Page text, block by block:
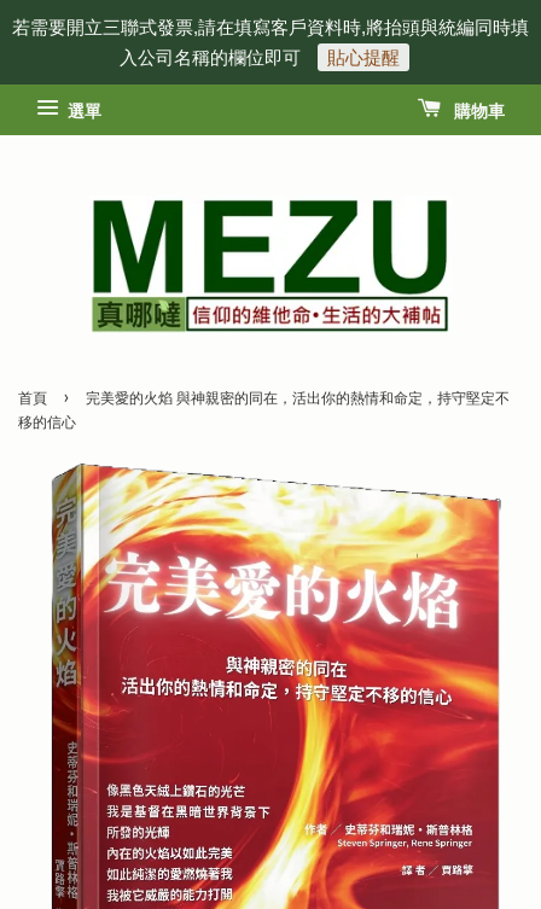
若需要開立三聯式發票,請在填寫客戶資料時,將抬頭與統編同時填
入公司名稱的欄位即可
貼心提醒
選單 購物車
首頁 ›
完美愛的火焰 與神親密的同在，活出你的熱情和命定，持守堅定不
移的信心